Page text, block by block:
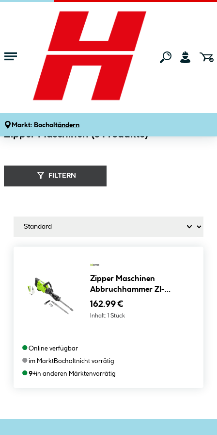
Zum Hauptinhalt springen
Markt: Bocholtändern
Marken Zipper Maschinen
Zipper Maschinen (3 Produkte)
FILTERN
Zipper Maschinen
Abbruchhammer ZI-
ABH1500D
162.99 €
Inhalt: 1 Stück
●Online verfügbar
●im MarktBocholtnicht vorrätig
●9+in anderen Märktenvorrätig